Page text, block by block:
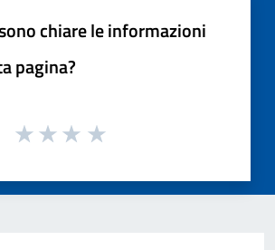
chiare le informazioni
pagina?